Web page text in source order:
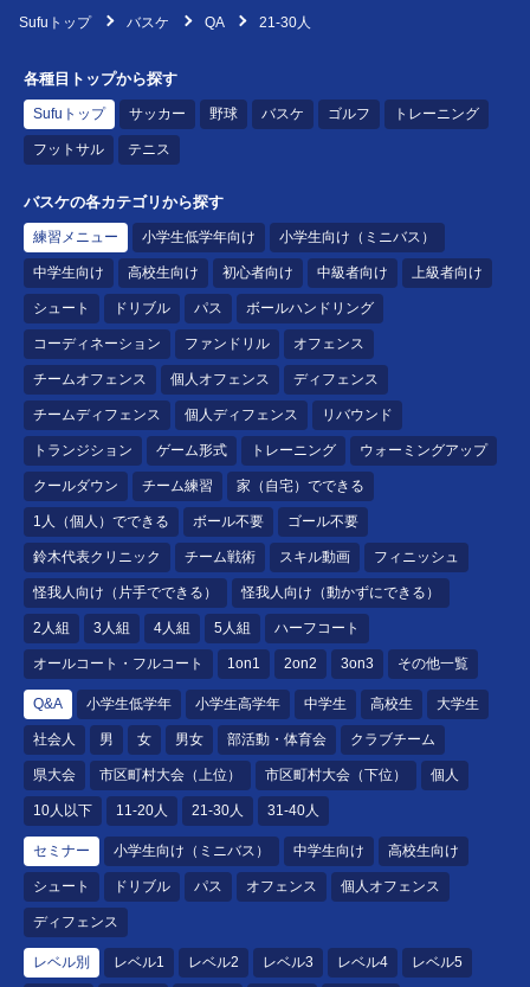
Sufuトップ バスケ QA 21-30人
各種目トップから探す
Sufuトップ サッカー 野球 バスケ ゴルフ トレーニング
フットサル テニス
バスケの各カテゴリから探す
練習メニュー 小学生低学年向け 小学生向け（ミニバス）
中学生向け 高校生向け 初心者向け 中級者向け 上級者向け
シュート ドリブル パス ボールハンドリング
コーディネーション ファンドリル オフェンス
チームオフェンス 個人オフェンス ディフェンス
チームディフェンス 個人ディフェンス リバウンド
トランジション ゲーム形式 トレーニング ウォーミングアップ
クールダウン チーム練習 家（自宅）でできる
1人（個人）でできる ボール不要 ゴール不要
鈴木代表クリニック チーム戦術 スキル動画 フィニッシュ
怪我人向け（片手でできる） 怪我人向け（動かずにできる）
2人組 3人組 4人組 5人組 ハーフコート
オールコート・フルコート 1on1 2on2 3on3 その他一覧
Q&A 小学生低学年 小学生高学年 中学生 高校生 大学生
社会人 男 女 男女 部活動・体育会 クラブチーム
県大会 市区町村大会（上位） 市区町村大会（下位） 個人
10人以下 11-20人 21-30人 31-40人
セミナー 小学生向け（ミニバス） 中学生向け 高校生向け
シュート ドリブル パス オフェンス 個人オフェンス
ディフェンス
レベル別 レベル1 レベル2 レベル3 レベル4 レベル5